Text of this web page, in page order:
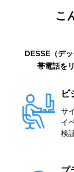
こ
DESSE（デ
帯電話を
ビ
サ
イ
検